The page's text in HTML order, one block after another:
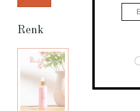
Renk